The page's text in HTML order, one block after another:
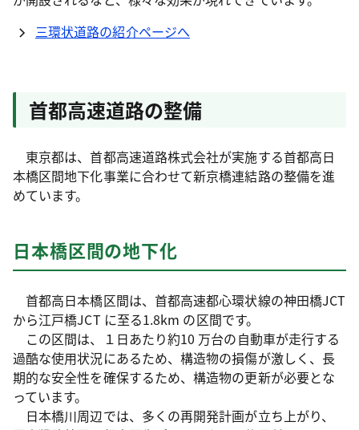
三環状道路の紹介ページへ
首都高速道路の整備
東京都は、首都高速道路株式会社が実施する首都高日
本橋区間地下化事業に合わせて新京橋連結路の整備を進
めています。
日本橋区間の地下化
首都高日本橋区間は、首都高速都心環状線の神田橋JCT
から江戸橋JCT に至る1.8km の区間です。
この区間は、１日あたり約10 万台の自動車が走行する
過酷な使用状況にあるため、構造物の損傷が激しく、長
期的な安全性を確保するため、構造物の更新が必要とな
っています。
日本橋川周辺では、多くの再開発計画が立ち上がり、